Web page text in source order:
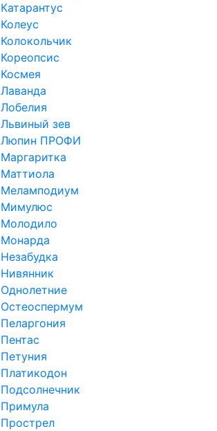
Катарантус
Колеус
Колокольчик
Кореопсис
Космея
Лаванда
Лобелия
Львиный зев
Люпин ПРОФИ
Маргаритка
Маттиола
Меламподиум
Мимулюс
Молодило
Монарда
Незабудка
Нивянник
Однолетние
Остеоспермум
Пеларгония
Пентас
Петуния
Платикодон
Подсолнечник
Примула
Прострел